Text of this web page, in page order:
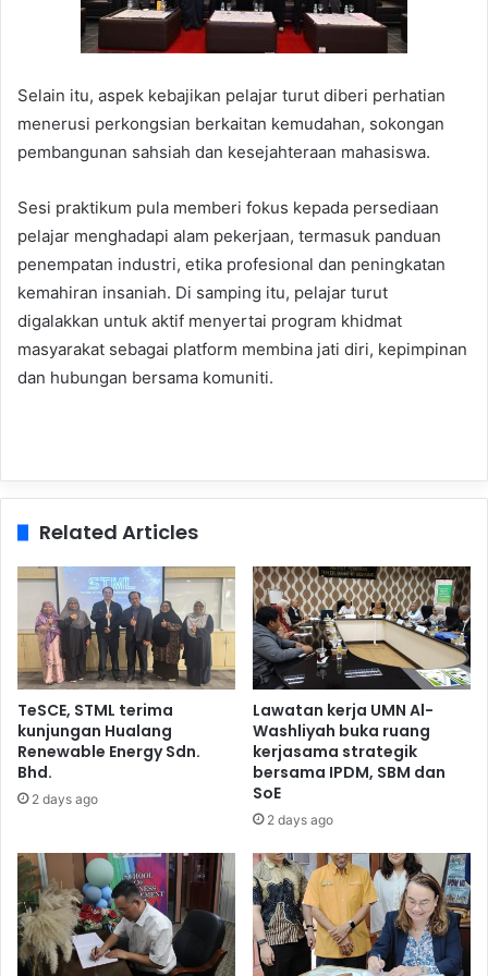
Selain itu, aspek kebajikan pelajar turut diberi perhatian
menerusi perkongsian berkaitan kemudahan, sokongan
pembangunan sahsiah dan kesejahteraan mahasiswa.
Sesi praktikum pula memberi fokus kepada persediaan
pelajar menghadapi alam pekerjaan, termasuk panduan
penempatan industri, etika profesional dan peningkatan
kemahiran insaniah. Di samping itu, pelajar turut
digalakkan untuk aktif menyertai program khidmat
masyarakat sebagai platform membina jati diri, kepimpinan
dan hubungan bersama komuniti.
Related Articles
TeSCE, STML terima
kunjungan Hualang
Renewable Energy Sdn.
Bhd.
2 days ago
Lawatan kerja UMN Al-
Washliyah buka ruang
kerjasama strategik
bersama IPDM, SBM dan
SoE
2 days ago